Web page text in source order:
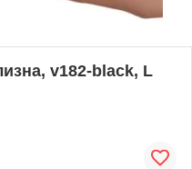
v182-black, L